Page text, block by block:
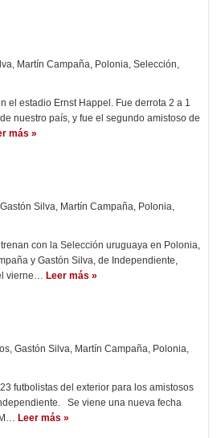
, Martín Campaña, Polonia, Selección,
el estadio Ernst Happel. Fue derrota 2 a 1
nuestro país, y fue el segundo amistoso de
más »
Gastón Silva, Martín Campaña, Polonia,
con la Selección uruguaya en Polonia,
y Gastón Silva, de Independiente,
vierne… Leer más »
, Gastón Silva, Martín Campaña, Polonia,
futbolistas del exterior para los amistosos
Se viene una nueva fecha
Leer más »